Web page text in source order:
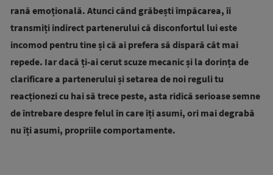
rană emoțională. Atunci când grăbești împăcarea, îi
transmiți indirect partenerului că disconfortul lui este
incomod pentru tine și că ai prefera să dispară cât mai
repede. Iar dacă ți-ai cerut scuze mecanic și la dorința de
clarificare a partenerului și setarea de noi reguli tu
reacționezi cu hai să trece peste, asta ridică serioase semne
de întrebare despre felul în care îți asumi, ori mai degrabă
nu îți asumi, propriile comportamente.